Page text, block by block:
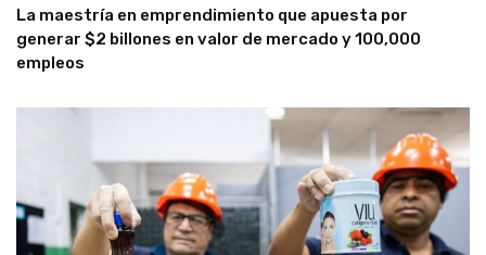
La maestría en emprendimiento que apuesta por
generar $2 billones en valor de mercado y 100,000
empleos